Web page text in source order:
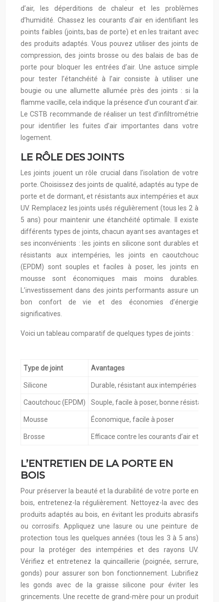
d’air, les déperditions de chaleur et les problèmes
d’humidité. Chassez les courants d’air en identifiant les
points faibles (joints, bas de porte) et en les traitant avec
des produits adaptés. Vous pouvez utiliser des joints de
compression, des joints brosse ou des balais de bas de
porte pour bloquer les entrées d’air. Une astuce simple
pour tester l’étanchéité à l’air consiste à utiliser une
bougie ou une allumette allumée près des joints : si la
flamme vacille, cela indique la présence d’un courant d’air.
Le CSTB recommande de réaliser un test d’infiltrométrie
pour identifier les fuites d’air importantes dans votre
logement.
LE RÔLE DES JOINTS
Les joints jouent un rôle crucial dans l’isolation de votre
porte. Choisissez des joints de qualité, adaptés au type de
porte et de dormant, et résistants aux intempéries et aux
UV. Remplacez les joints usés régulièrement (tous les 2 à
5 ans) pour maintenir une étanchéité optimale. Il existe
différents types de joints, chacun ayant ses avantages et
ses inconvénients : les joints en silicone sont durables et
résistants aux intempéries, les joints en caoutchouc
(EPDM) sont souples et faciles à poser, les joints en
mousse sont économiques mais moins durables.
L’investissement dans des joints performants assure un
bon confort de vie et des économies d’énergie
significatives.
Voici un tableau comparatif de quelques types de joints :
Type de joint Avantages
Silicone Durable, résistant aux intempéries et aux
Caoutchouc (EPDM) Souple, facile à poser, bonne résistance
Mousse Économique, facile à poser
Brosse Efficace contre les courants d’air et la
L’ENTRETIEN DE LA PORTE EN
BOIS
Pour préserver la beauté et la durabilité de votre porte en
bois, entretenez-la régulièrement. Nettoyez-la avec des
produits adaptés au bois, en évitant les produits abrasifs
ou corrosifs. Appliquez une lasure ou une peinture de
protection tous les quelques années (tous les 3 à 5 ans)
pour la protéger des intempéries et des rayons UV.
Vérifiez et entretenez la quincaillerie (poignée, serrure,
gonds) pour assurer son bon fonctionnement. Lubrifiez
les gonds avec de la graisse silicone pour éviter les
grincements. Une recette de grand-mère pour un produit